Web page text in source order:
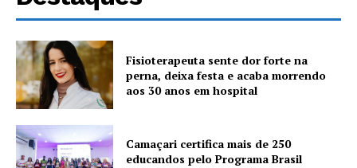
Fisioterapeuta sente dor forte na
perna, deixa festa e acaba morrendo
aos 30 anos em hospital
Camaçari certifica mais de 250
educandos pelo Programa Brasil